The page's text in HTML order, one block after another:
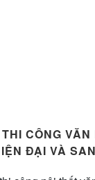
CÔNG VĂN
ĐẠI VÀ